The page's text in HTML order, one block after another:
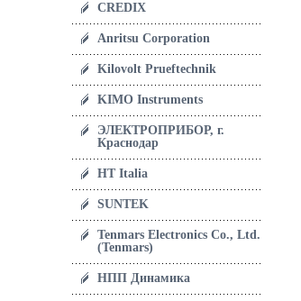
CREDIX
Anritsu Corporation
Kilovolt Prueftechnik
KIMO Instruments
ЭЛЕКТРОПРИБОР, г.
Краснодар
HT Italia
SUNTEK
Tenmars Electronics Co., Ltd.
(Tenmars)
НПП Динамика